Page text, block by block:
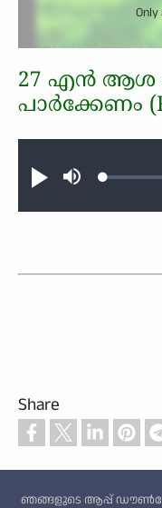
Play MuteLoaded:
27 എന്‍ ആശ
പാര്‍ക്കേണം
Share
ഞങ്ങളുടെ ആപ്പ്